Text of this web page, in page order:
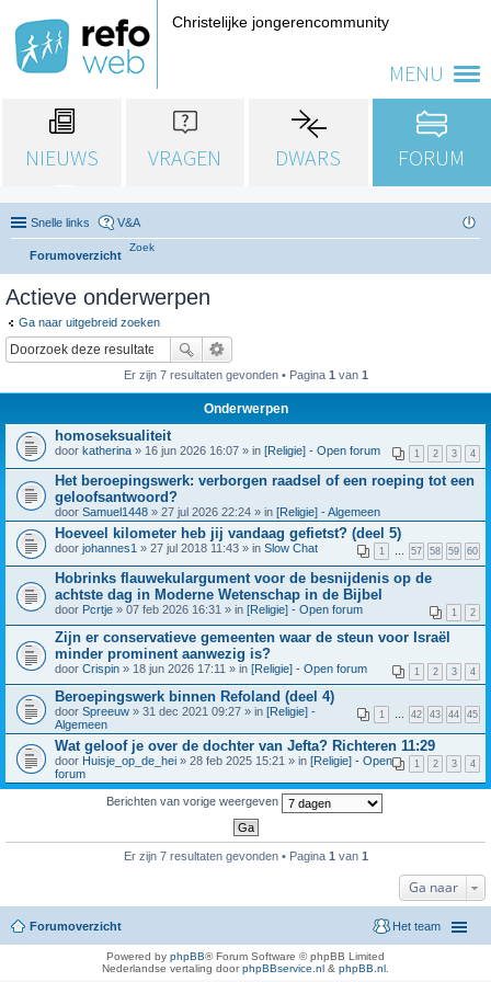
MENU
Christelijke jongerencommunity
NIEUWS VRAGEN DWARS FORUM
Snelle links V&A
Forumoverzicht
Zoek
Actieve onderwerpen
Ga naar uitgebreid zoeken
Er zijn 7 resultaten gevonden • Pagina 1 van 1
Onderwerpen
homoseksualiteit
1 2 3 4
door katherina » 16 jun 2026 16:07 » in [Religie] - Open forum
Het beroepingswerk: verborgen raadsel of een roeping tot een
geloofsantwoord?
door Samuel1448 » 27 jul 2026 22:24 » in [Religie] - Algemeen
Hoeveel kilometer heb jij vandaag gefietst? (deel 5)
1 57 58 59 60
door johannes1 » 27 jul 2018 11:43 » in Slow Chat
Hobrinks flauwekulargument voor de besnijdenis op de
achtste dag in Moderne Wetenschap in de Bijbel
1 2
door Pcrtje » 07 feb 2026 16:31 » in [Religie] - Open forum
Zijn er conservatieve gemeenten waar de steun voor Israël
minder prominent aanwezig is?
1 2 3 4
door Crispin » 18 jun 2026 17:11 » in [Religie] - Open forum
Beroepingswerk binnen Refoland (deel 4)
1 42 43 44 45
door Spreeuw » 31 dec 2021 09:27 » in [Religie] -
Algemeen
Wat geloof je over de dochter van Jefta? Richteren 11:29
1 2 3 4
door Huisje_op_de_hei » 28 feb 2025 15:21 » in [Religie] - Open
forum
Berichten van vorige weergeven
Er zijn 7 resultaten gevonden • Pagina 1 van 1
Ga naar
Forumoverzicht Het team
Powered by phpBB® Forum Software © phpBB Limited
Nederlandse vertaling doorphpBBservice.nl & phpBB.nl